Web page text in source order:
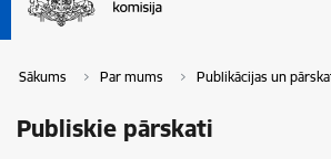
Sākums Par mums Publikācijas un
Publiskie pārskati